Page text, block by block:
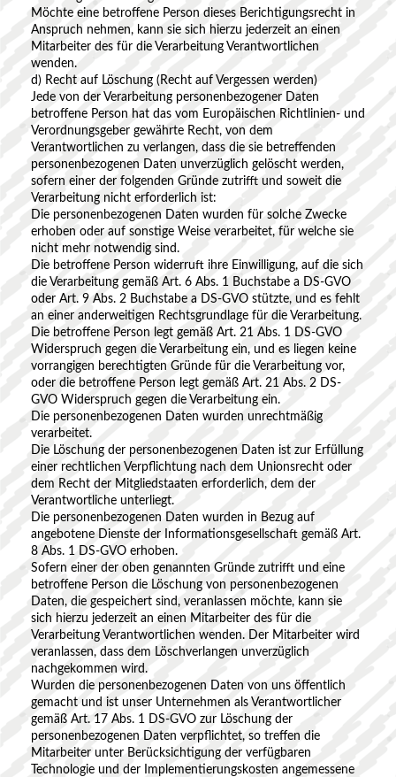
Möchte eine betroffene Person dieses Berichtigungsrecht in
Anspruch nehmen, kann sie sich hierzu jederzeit an einen
Mitarbeiter des für die Verarbeitung Verantwortlichen
wenden.
d) Recht auf Löschung (Recht auf Vergessen werden)
Jede von der Verarbeitung personenbezogener Daten
betroffene Person hat das vom Europäischen Richtlinien- und
Verordnungsgeber gewährte Recht, von dem
Verantwortlichen zu verlangen, dass die sie betreffenden
personenbezogenen Daten unverzüglich gelöscht werden,
sofern einer der folgenden Gründe zutrifft und soweit die
Verarbeitung nicht erforderlich ist:
Die personenbezogenen Daten wurden für solche Zwecke
erhoben oder auf sonstige Weise verarbeitet, für welche sie
nicht mehr notwendig sind.
Die betroffene Person widerruft ihre Einwilligung, auf die sich
die Verarbeitung gemäß Art. 6 Abs. 1 Buchstabe a DS-GVO
oder Art. 9 Abs. 2 Buchstabe a DS-GVO stützte, und es fehlt
an einer anderweitigen Rechtsgrundlage für die Verarbeitung.
Die betroffene Person legt gemäß Art. 21 Abs. 1 DS-GVO
Widerspruch gegen die Verarbeitung ein, und es liegen keine
vorrangigen berechtigten Gründe für die Verarbeitung vor,
oder die betroffene Person legt gemäß Art. 21 Abs. 2 DS-
GVO Widerspruch gegen die Verarbeitung ein.
Die personenbezogenen Daten wurden unrechtmäßig
verarbeitet.
Die Löschung der personenbezogenen Daten ist zur Erfüllung
einer rechtlichen Verpflichtung nach dem Unionsrecht oder
dem Recht der Mitgliedstaaten erforderlich, dem der
Verantwortliche unterliegt.
Die personenbezogenen Daten wurden in Bezug auf
angebotene Dienste der Informationsgesellschaft gemäß Art.
8 Abs. 1 DS-GVO erhoben.
Sofern einer der oben genannten Gründe zutrifft und eine
betroffene Person die Löschung von personenbezogenen
Daten, die gespeichert sind, veranlassen möchte, kann sie
sich hierzu jederzeit an einen Mitarbeiter des für die
Verarbeitung Verantwortlichen wenden. Der Mitarbeiter wird
veranlassen, dass dem Löschverlangen unverzüglich
nachgekommen wird.
Wurden die personenbezogenen Daten von uns öffentlich
gemacht und ist unser Unternehmen als Verantwortlicher
gemäß Art. 17 Abs. 1 DS-GVO zur Löschung der
personenbezogenen Daten verpflichtet, so treffen die
Mitarbeiter unter Berücksichtigung der verfügbaren
Technologie und der Implementierungskosten angemessene